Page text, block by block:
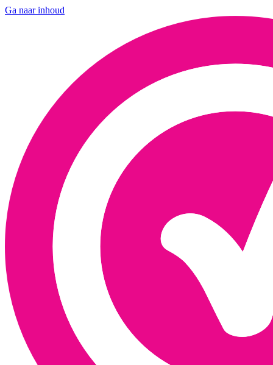
Ga naar inhoud